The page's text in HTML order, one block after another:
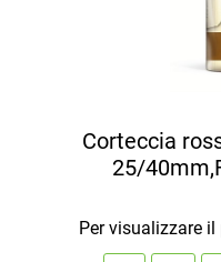
Corteccia
25/
Per visualizzare il